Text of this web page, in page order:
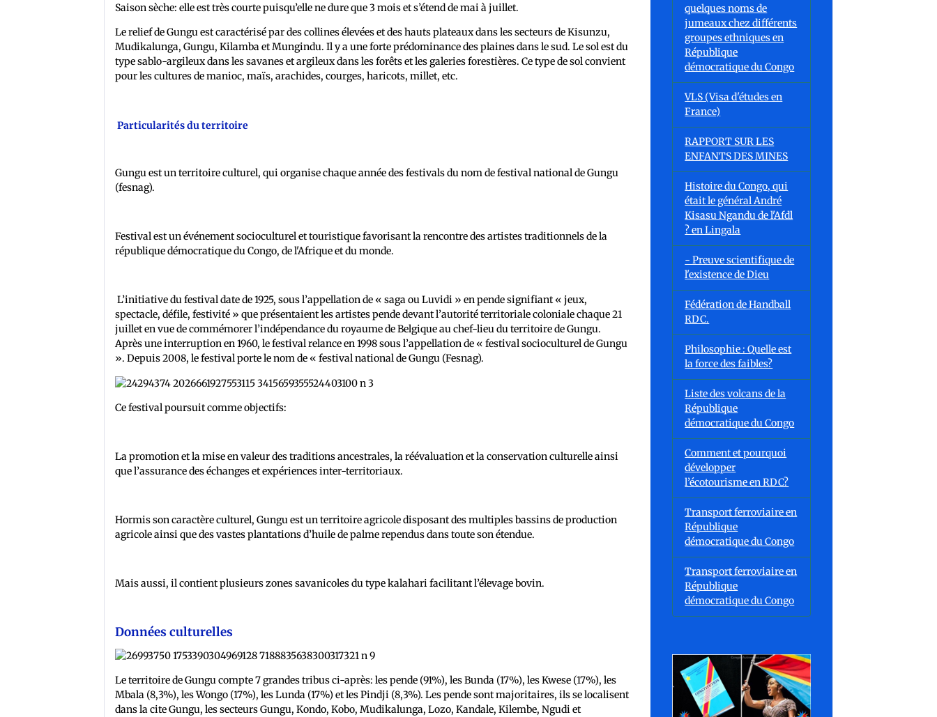
Saison sèche: elle est très courte puisqu’elle ne dure que 3 mois et s’étend de mai à juillet.
Le relief de Gungu est caractérisé par des collines élevées et des hauts plateaux dans les secteurs de Kisunzu,
Mudikalunga, Gungu, Kilamba et Mungindu. Il y a une forte prédominance des plaines dans le sud. Le sol est du
type sablo-argileux dans les savanes et argileux dans les forêts et les galeries forestières. Ce type de sol convient
pour les cultures de manioc, maïs, arachides, courges, haricots, millet, etc.
Particularités du territoire
Gungu est un territoire culturel, qui organise chaque année des festivals du nom de festival national de Gungu
(fesnag).
Festival est un événement socioculturel et touristique favorisant la rencontre des artistes traditionnels de la
république démocratique du Congo, de l'Afrique et du monde.
L’initiative du festival date de 1925, sous l’appellation de « saga ou Luvidi » en pende signifiant « jeux,
spectacle, défile, festivité » que présentaient les artistes pende devant l’autorité territoriale coloniale chaque 21
juillet en vue de commémorer l’indépendance du royaume de Belgique au chef-lieu du territoire de Gungu.
Après une interruption en 1960, le festival relance en 1998 sous l’appellation de « festival socioculturel de Gungu
». Depuis 2008, le festival porte le nom de « festival national de Gungu (Fesnag).
Ce festival poursuit comme objectifs:
La promotion et la mise en valeur des traditions ancestrales, la réévaluation et la conservation culturelle ainsi
que l’assurance des échanges et expériences inter-territoriaux.
Hormis son caractère culturel, Gungu est un territoire agricole disposant des multiples bassins de production
agricole ainsi que des vastes plantations d’huile de palme rependus dans toute son étendue.
Mais aussi, il contient plusieurs zones savanicoles du type kalahari facilitant l’élevage bovin.
Données culturelles
Le territoire de Gungu compte 7 grandes tribus ci-après: les pende (91%), les Bunda (17%), les Kwese (17%), les
Mbala (8,3%), les Wongo (17%), les Lunda (17%) et les Pindji (8,3%). Les pende sont majoritaires, ils se localisent
dans la cite Gungu, les secteurs Gungu, Kondo, Kobo, Mudikalunga, Lozo, Kandale, Kilembe, Ngudi et
quelques noms de
jumeaux chez différents
groupes ethniques en
République
démocratique du Congo
VLS (Visa d'études en
France)
RAPPORT SUR LES
ENFANTS DES MINES
Histoire du Congo, qui
était le général André
Kisasu Ngandu de l'Afdl
? en Lingala
- Preuve scientifique de
l'existence de Dieu
Fédération de Handball
RDC.
Philosophie : Quelle est
la force des faibles?
Liste des volcans de la
République
démocratique du Congo
Comment et pourquoi
développer
l’écotourisme en RDC?
Transport ferroviaire en
République
démocratique du Congo
Transport ferroviaire en
République
démocratique du Congo